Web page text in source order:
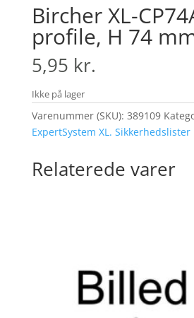
Bircher XL-
profile, H 74
5,95 kr.
Ikke på lager
Varenummer (SKU): 389109
ExpertSystem XL. Sikkerhedslister
Relaterede varer